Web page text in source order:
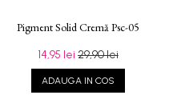
Pigment Solid Cremă Psc-05
14,95 lei 29,90 lei
ADAUGA IN COS